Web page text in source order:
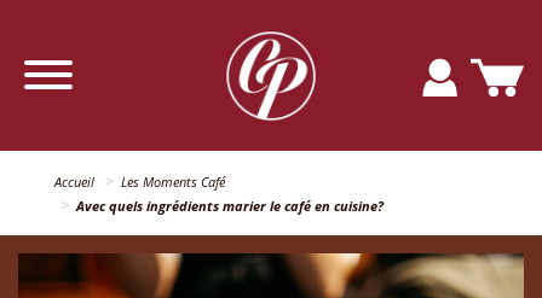
Accueil
Les Moments Café
Avec quels ingrédients marier le café en cuisine?